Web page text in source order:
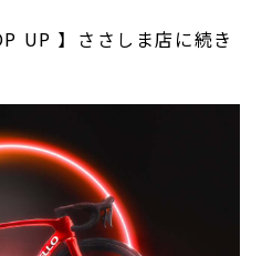
UP 】ささしま店に続き